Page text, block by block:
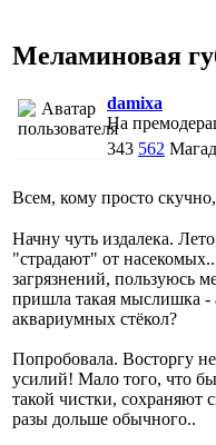
Меламиновая
damixa
На
343 562
Всем, кому просто
Начну чуть издалека.
"страдают" от
загрязнений, пользуюсь
пришла такая мыслишка -
аквариумных стёкол?
Попробовала. Восторгу
усилий! Мало того, что
такой чистки, сохраняют
разы дольше обычного..